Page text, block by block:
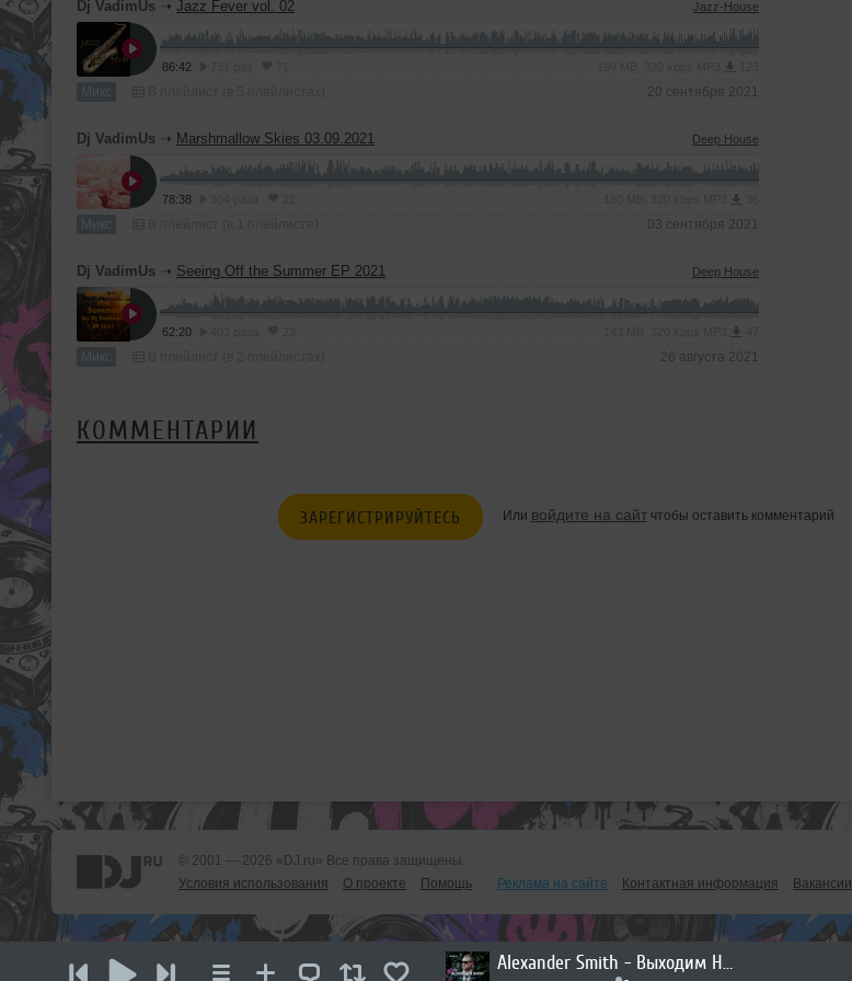
Alexander Smith - Выходим На Орбиту Vol.268
Dj VadimUs ➝ Jazz Fever vol. 02 Jazz-House
86:42
Микс 20 сентября 2021
Dj VadimUs ➝ Marshmallow Skies 03.09.2021 Deep House
78:38
Микс 03 сентября 2021
Dj VadimUs ➝ Seeing Off the Summer EP 2021 Deep House
62:20
Микс 26 августа 2021
КОММЕНТАРИИ
ЗАРЕГИСТРИРУЙТЕСЬ Или войдите на сайтчтобы оставить комментарий
© 2001 — 2026 «DJ.ru» Все права защищены.
Условия использования
О проекте Помощь Реклама на сайте Контактная информация Вакансии